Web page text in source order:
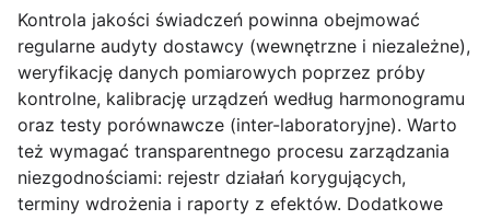
Kontrola jakości świadczeń powinna obejmować
regularne audyty dostawcy (wewnętrzne i niezależne),
weryfikację danych pomiarowych poprzez próby
kontrolne, kalibrację urządzeń według harmonogramu
oraz testy porównawcze (inter-laboratoryjne). Warto
też wymagać transparentnego procesu zarządzania
niezgodnościami: rejestr działań korygujących,
terminy wdrożenia i raporty z efektów. Dodatkowe